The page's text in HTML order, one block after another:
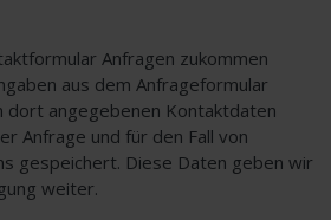
Anfragen zukommen
aus dem Anfrageformular
dort angegebenen Kontaktdaten
Anfrage und für den Fall von
gespeichert. Diese Daten geben wir
weiter.